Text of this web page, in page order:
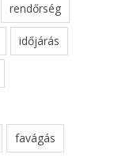
rendőrség
időjárás
favágás